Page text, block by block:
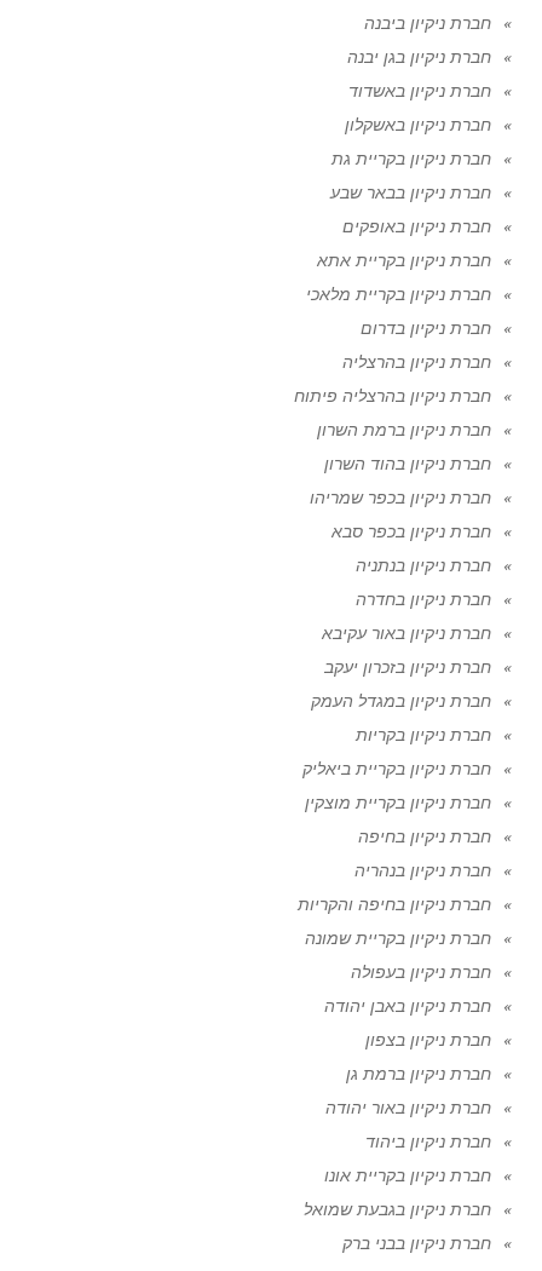
חברת ניקיון ביבנה
חברת ניקיון בגן יבנה
חברת ניקיון באשדוד
חברת ניקיון באשקלון
חברת ניקיון בקריית גת
חברת ניקיון בבאר שבע
חברת ניקיון באופקים
חברת ניקיון בקריית אתא
חברת ניקיון בקריית מלאכי
חברת ניקיון בדרום
חברת ניקיון בהרצליה
חברת ניקיון בהרצליה פיתוח
חברת ניקיון ברמת השרון
חברת ניקיון בהוד השרון
חברת ניקיון בכפר שמריהו
חברת ניקיון בכפר סבא
חברת ניקיון בנתניה
חברת ניקיון בחדרה
חברת ניקיון באור עקיבא
חברת ניקיון בזכרון יעקב
חברת ניקיון במגדל העמק
חברת ניקיון בקריות
חברת ניקיון בקריית ביאליק
חברת ניקיון בקריית מוצקין
חברת ניקיון בחיפה
חברת ניקיון בנהריה
חברת ניקיון בחיפה והקריות
חברת ניקיון בקריית שמונה
חברת ניקיון בעפולה
חברת ניקיון באבן יהודה
חברת ניקיון בצפון
חברת ניקיון ברמת גן
חברת ניקיון באור יהודה
חברת ניקיון ביהוד
חברת ניקיון בקריית אונו
חברת ניקיון בגבעת שמואל
חברת ניקיון בבני ברק